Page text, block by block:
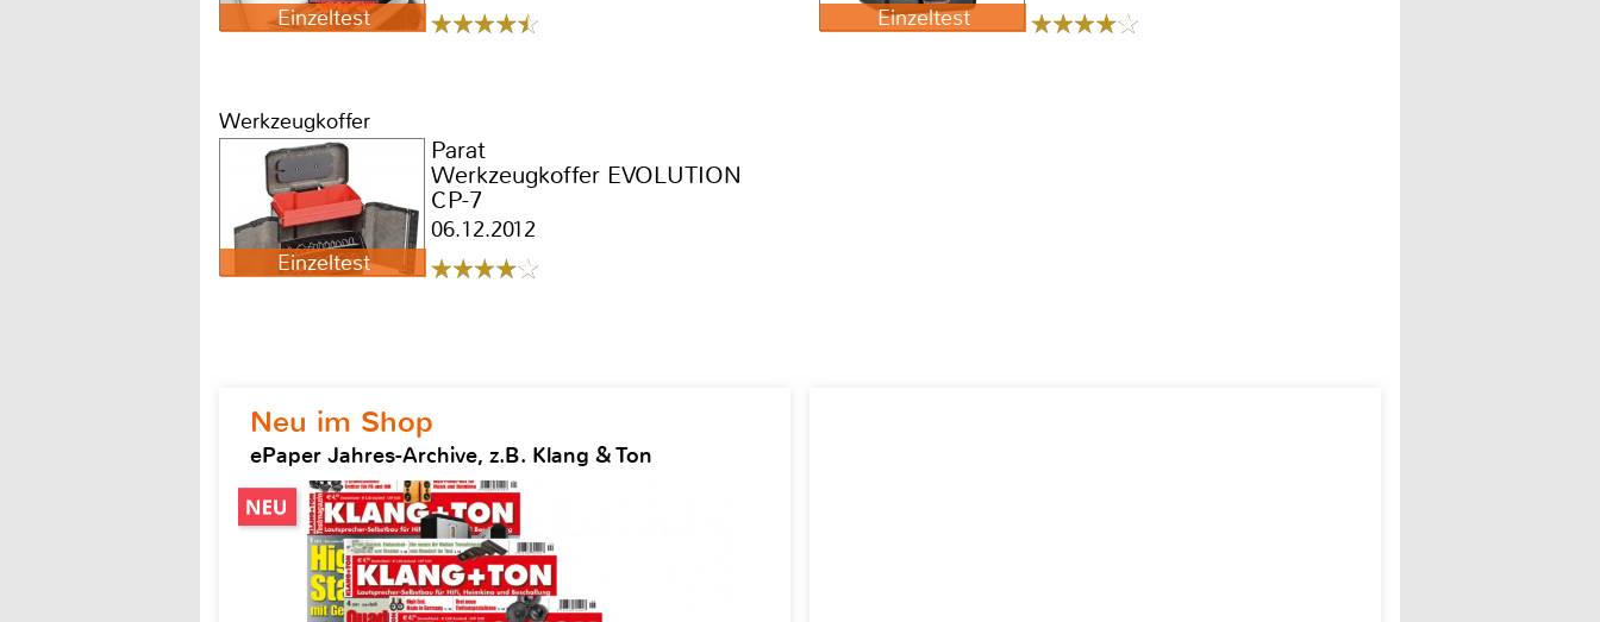
Einzeltest Einzeltest
Werkzeugkoffer
Einzeltest
Parat
Werkzeugkoffer EVOLUTION
CP-7
06.12.2012
Neu im Shop
ePaper Jahres-Archive, z.B. Klang & Ton